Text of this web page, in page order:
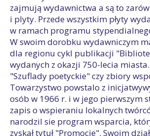
zajmują wydawnictwa a są to
i plyty. Przede wszystkim płyty
w ramach programu
W swoim dorobku wydawniczym
dla regionu cykl publikacji
wydanych z okazji 750-lecia miasta.
"Szuflady poetyckie" czy zbiory
Towarzystwo powstalo z
osób w 1966 r. i w jego pierwszym
zapis o wspieraniu lokalnych
narodzil sie program wsparcia,
zyskał tytuł "Promocje". Swoim